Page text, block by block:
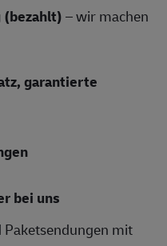
– wir machen
garantierte
bei uns
mit